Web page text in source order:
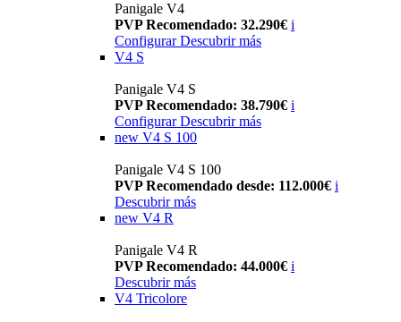
Panigale V4
PVP Recomendado: 32.290€ i
Configurar Descubrir más
V4 S
Panigale V4 S
PVP Recomendado: 38.790€ i
Configurar Descubrir más
new V4 S 100
Panigale V4 S 100
PVP Recomendado desde: 112.000€ i
Descubrir más
new V4 R
Panigale V4 R
PVP Recomendado: 44.000€ i
Descubrir más
V4 Tricolore